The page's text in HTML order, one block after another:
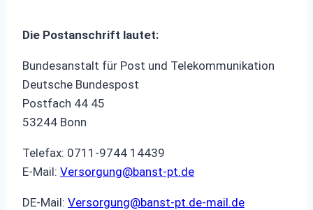
Die Postanschrift lautet:
Bundesanstalt für Post und Telekommunikation
Deutsche Bundespost
Postfach 44 45
53244 Bonn
Telefax: 0711-9744 14439
E-Mail: Versorgung@banst-pt.de
DE-Mail: Versorgung@banst-pt.de-mail.de